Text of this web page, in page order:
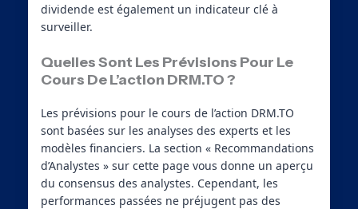
dividende est également un indicateur clé à
surveiller.
Quelles Sont Les Prévisions Pour Le
Cours De L’action DRM.TO ?
Les prévisions pour le cours de l’action DRM.TO
sont basées sur les analyses des experts et les
modèles financiers. La section « Recommandations
d’Analystes » sur cette page vous donne un aperçu
du consensus des analystes. Cependant, les
performances passées ne préjugent pas des